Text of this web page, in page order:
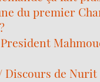
du premier
Discours de Nurit